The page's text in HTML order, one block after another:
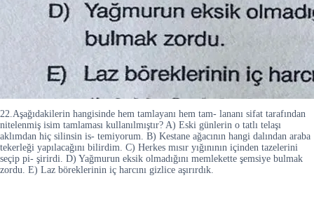
22.Aşağıdakilerin hangisinde hem tamlayanı hem tam- lananı sifat tarafından
nitelenmiş isim tamlaması kullanılmıştır? A) Eski günlerin o tatlı telaşı
aklımdan hiç silinsin is- temiyorum. B) Kestane ağacının hangi dalından araba
tekerleği yapılacağını bilirdim. C) Herkes mısır yığınının içinden tazelerini
seçip pi- şirirdi. D) Yağmurun eksik olmadığını memlekette şemsiye bulmak
zordu. E) Laz böreklerinin iç harcını gizlice aşırırdık.